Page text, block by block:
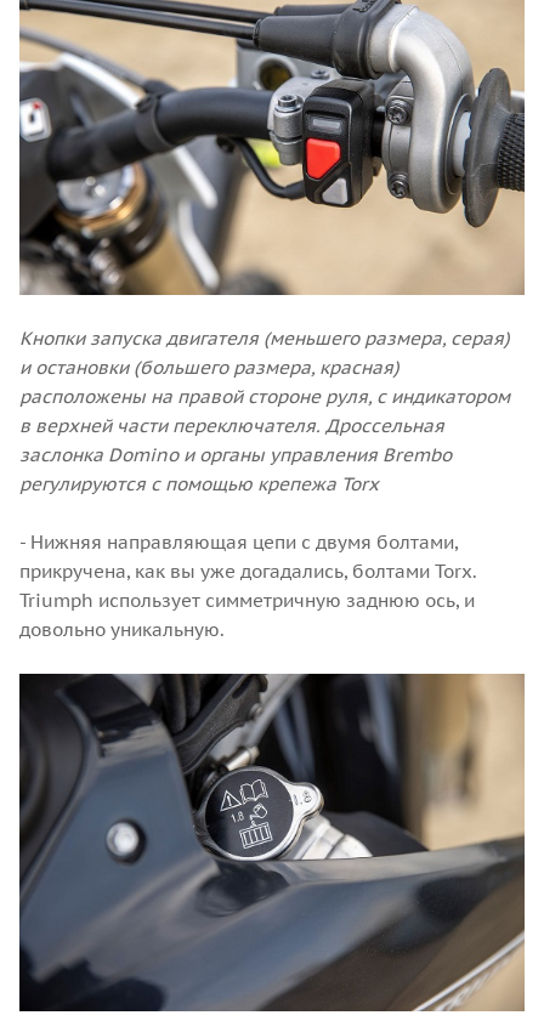
Кнопки запуска двигателя (меньшего размера, серая)
и остановки (большего размера, красная)
расположены на правой стороне руля, с индикатором
в верхней части переключателя. Дроссельная
заслонка Domino и органы управления Brembo
регулируются с помощью крепежа Torx
- Нижняя направляющая цепи с двумя болтами,
прикручена, как вы уже догадались, болтами Torx.
Triumph использует симметричную заднюю ось, и
довольно уникальную.